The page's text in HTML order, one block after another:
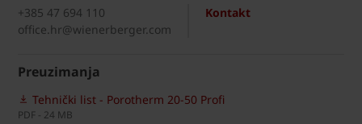
Kontakt
+385 47 694 110
office.hr@wienerberger.com
Preuzimanja
Tehnički list - Porotherm 20-50 Profi
PDF - 24 MB